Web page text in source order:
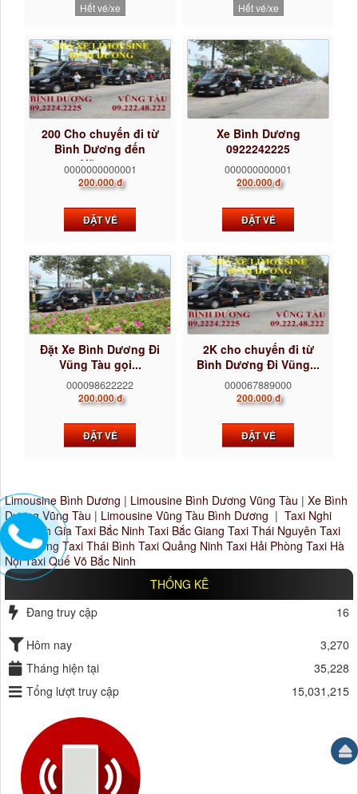
Hết vé/xe Hết vé/xe
200 Cho chuyến đi từ
Bình Dương đến
Vũng...
0000000000001
200.000 đ
ĐẶT VÉ
Xe Bình Dương
0922242225
000000000001
200.000 đ
ĐẶT VÉ
Đặt Xe Bình Dương Đi
Vũng Tàu gọi...
000098622222
200.000 đ
ĐẶT VÉ
2K cho chuyến đi từ
Bình Dương Đi Vũng...
000067889000
200.000 đ
ĐẶT VÉ
Limousine Bình Dương | Limousine Bình Dương Vũng Tàu | Xe Bình
Dương Vũng Tàu | Limousine Vũng Tàu Bình Dương | Taxi Nghi
Sơn Tĩnh Gia Taxi Bắc Ninh Taxi Bắc Giang Taxi Thái Nguyên Taxi
Hải Dương Taxi Thái Bình Taxi Quảng Ninh Taxi Hải Phòng Taxi Hà
Nội Taxi Quế Võ Bắc Ninh
THỐNG KÊ
Đang truy cập
16
Hôm nay
3,270
Tháng hiện tại
35,228
Tổng lượt truy cập
15,031,215